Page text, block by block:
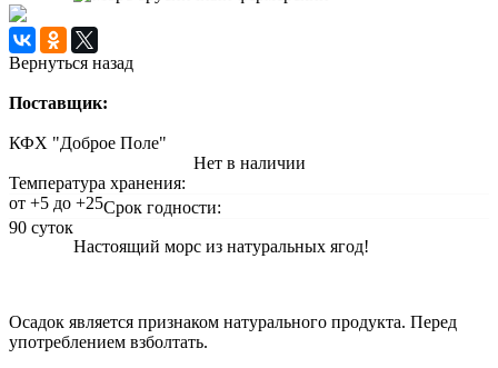
Вернуться назад
Поставщик:
КФХ "Доброе Поле"
Нет в наличии
Температура хранения:
от +5 до +25Срок годности:
90 суток
Настоящий морс из натуральных ягод!
Осадок является признаком натурального продукта. Перед
употреблением взболтать.